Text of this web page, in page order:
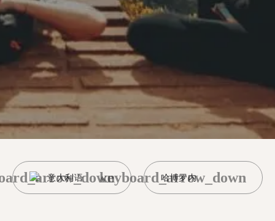
意大利语 哈博罗内
keyboard_arrow_down